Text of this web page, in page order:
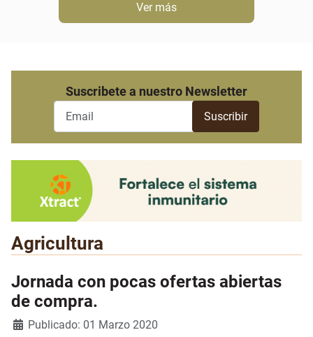
Ver más
Suscribete a nuestro Newsletter
Agricultura
Jornada con pocas ofertas abiertas
de compra.
DetallesPublicado: 01 Marzo 2020